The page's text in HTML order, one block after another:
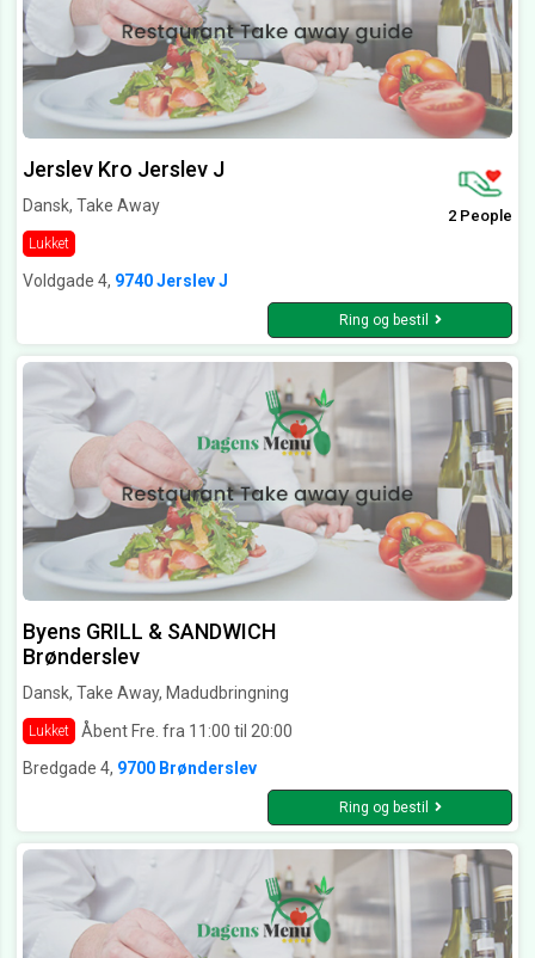
Jerslev Kro Jerslev J
Dansk, Take Away
Lukket
2 People
Voldgade 4, 9740 Jerslev J
Ring og bestil
Byens GRILL & SANDWICH
Brønderslev
Dansk, Take Away, Madudbringning
Lukket
Åbent Fre. fra 11:00 til 20:00
Bredgade 4, 9700 Brønderslev
Ring og bestil